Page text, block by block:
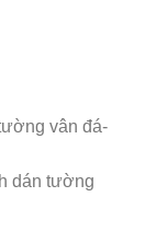
dán tường